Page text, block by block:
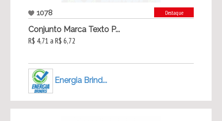
1078 Destaque
Conjunto Marca Texto P...
R$ 4,71 a R$ 6,72
Energia Brind...